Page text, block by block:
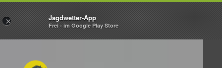
× Jagdwetter-App
Frei - im Google Play Store